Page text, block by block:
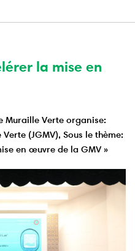
la mise en
Muraille Verte organise:
(JGMV), Sous le thème:
en œuvre de la GMV »